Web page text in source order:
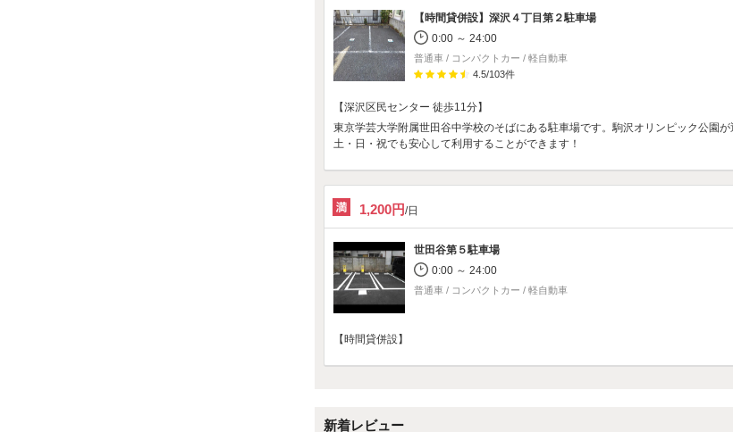
【時間貸併設】 深沢４丁目第２駐車場
0:00 ～ 24:00
普通車 / コンパクトカー / 軽自動車
4.5/103件
【深沢区民センター 徒歩11分】
東京学芸大学附属世田谷中学校のそばにある駐車場です。駒沢オリンピック公園
土・日・祝でも安心して利用することができます！
1,200円/日
世田谷第５駐車場
0:00 ～ 24:00
普通車 / コンパクトカー / 軽自動車
【時間貸併設】
新着レビュー